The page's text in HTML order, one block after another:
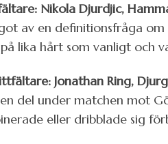
Nikola Djurdjic,
av en definitionsfråga om
lika hårt som vanligt och
Jonathan Ring,
del under matchen mot
eller dribblade sig